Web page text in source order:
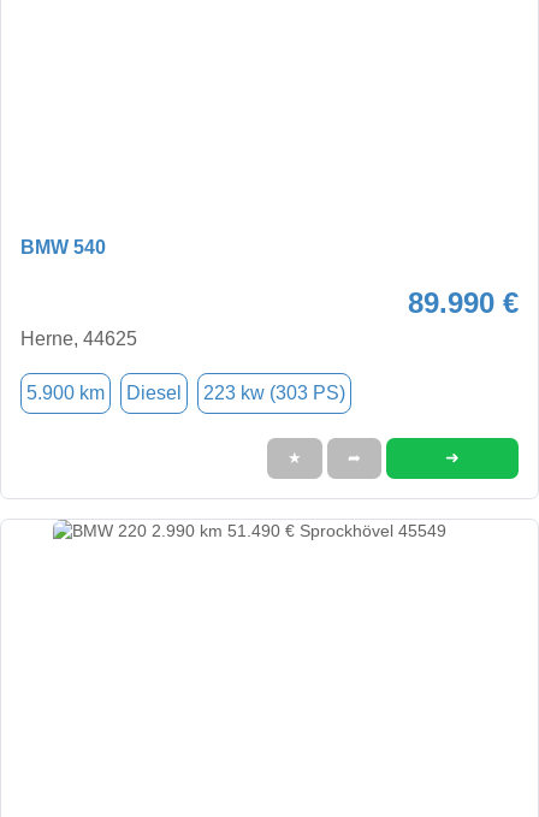
BMW 540
89.990 €
Herne, 44625
5.900 km Diesel 223 kw (303 PS)
★ ➦ ➜